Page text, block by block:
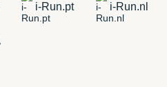
i-Run.pt i-Run.nl